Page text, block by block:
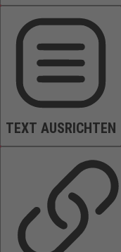
TEXT AUSRICHTEN